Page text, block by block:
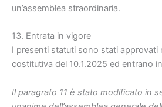
un’assemblea straordinaria.
13. Entrata in vigore
I presenti statuti sono stati approvati
costitutiva del 10.1.2025 ed entrano
Il paragrafo 11 è stato modificato in